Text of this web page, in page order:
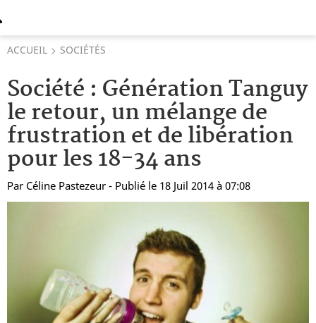
ACCUEIL SOCIÉTÉS
Société : Génération Tanguy
le retour, un mélange de
frustration et de libération
pour les 18-34 ans
Par Céline Pastezeur - Publié le 18 Juil 2014 à 07:08